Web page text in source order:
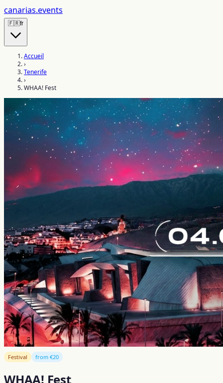
canarias.events
🇫🇷fr
Accueil
›
Tenerife
›
WHAA! Fest
Festival from €20
WHAA! Fest